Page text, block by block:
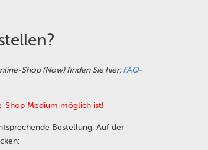
Shop (Now) finden Sie hier:FAQ-
Shop Medium möglich ist!
Bestellung. Auf der